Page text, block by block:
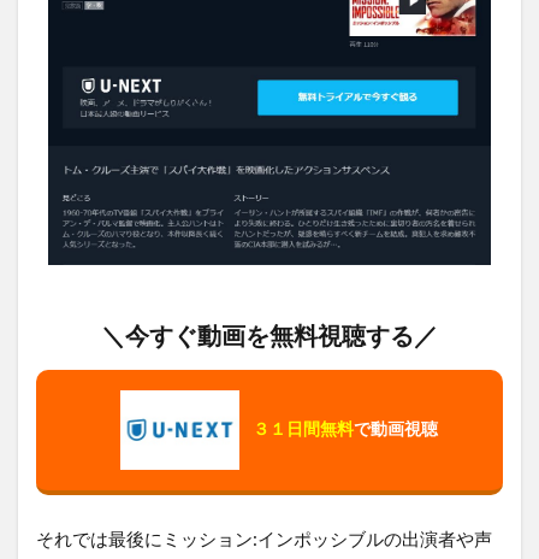
＼今すぐ動画を無料視聴する／
３１日間無料で動画視聴
それでは最後にミッション:インポッシブルの出演者や声